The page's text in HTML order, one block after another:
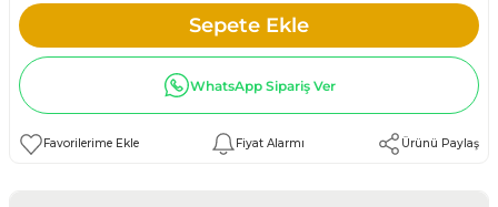
Sepete Ekle
WhatsApp Sipariş Ver
Fiyat Alarmı Ürünü Paylaş